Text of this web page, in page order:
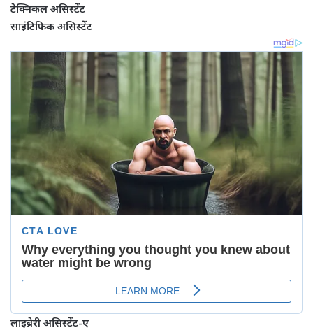
टेक्निकल असिस्टेंट
साइंटिफिक असिस्टेंट
लाइब्रेरी असिस्टेंट-ए